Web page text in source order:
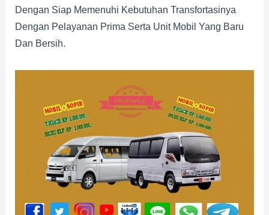
Dengan Siap Memenuhi Kebutuhan Transfortasinya
Dengan Pelayanan Prima Serta Unit Mobil Yang Baru
Dan Bersih.